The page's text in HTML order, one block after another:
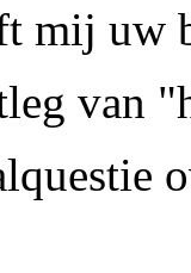
mij uw
van